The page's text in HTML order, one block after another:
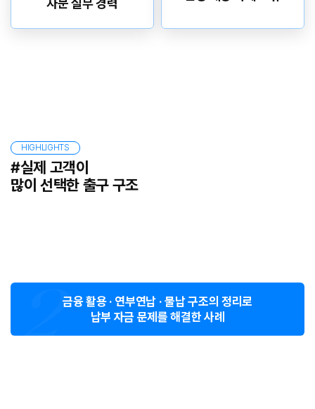
자문 실무 경력
HIGHLIGHTS
#실제 고객이
많이 선택한 출구 구조
금융 활용 · 연부연납 · 물납 구조의 정리로
납부 자금 문제를 해결한 사례